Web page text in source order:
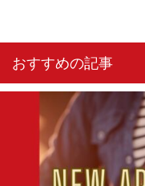
おすすめの記事